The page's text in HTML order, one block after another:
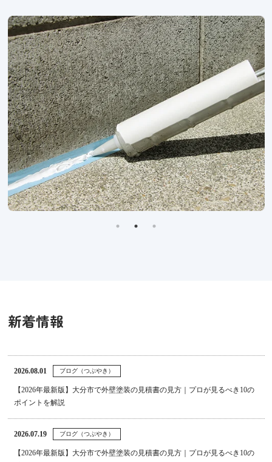
新着情報
2026.08.01 ブログ（つぶやき）
【2026年最新版】大分市で外壁塗装の見積書の見方｜プロが見るべき10の
ポイントを解説
2026.07.19 ブログ（つぶやき）
【2026年最新版】大分市で外壁塗装の見積書の見方｜プロが見るべき10の